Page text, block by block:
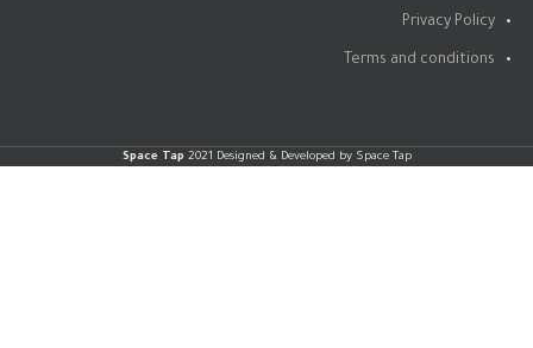
Privacy Policy
Terms and conditions
Space Tap 2021 Designed & Developed by Space Tap